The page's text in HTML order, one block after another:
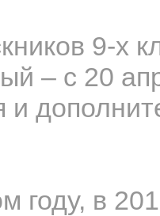
9-х
– с 20
году, в